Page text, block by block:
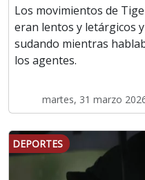
Los movimientos de
eran lentos y letárgicos
sudando mientras
los agentes.
martes, 31 marzo
DEPORTES